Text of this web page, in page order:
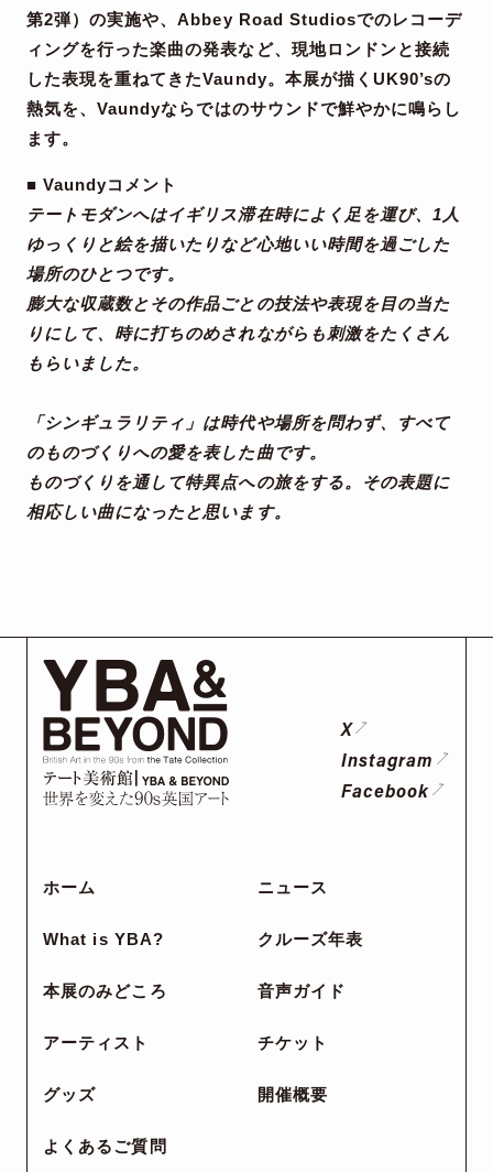
第2弾）の実施や、Abbey Road Studiosでのレコーデ
ィングを行った楽曲の発表など、現地ロンドンと接続
した表現を重ねてきたVaundy。本展が描くUK90’sの
熱気を、Vaundyならではのサウンドで鮮やかに鳴らし
ます。
■ Vaundyコメント
テートモダンへはイギリス滞在時によく足を運び、1人
ゆっくりと絵を描いたりなど心地いい時間を過ごした
場所のひとつです。
膨大な収蔵数とその作品ごとの技法や表現を目の当た
りにして、時に打ちのめされながらも刺激をたくさん
もらいました。
「シンギュラリティ」は時代や場所を問わず、すべて
のものづくりへの愛を表した曲です。
ものづくりを通して特異点への旅をする。その表題に
相応しい曲になったと思います。
ホーム ニュース
What is YBA? クルーズ年表
本展のみどころ 音声ガイド
アーティスト チケット
グッズ 開催概要
よくあるご質問
X
Instagram
Facebook